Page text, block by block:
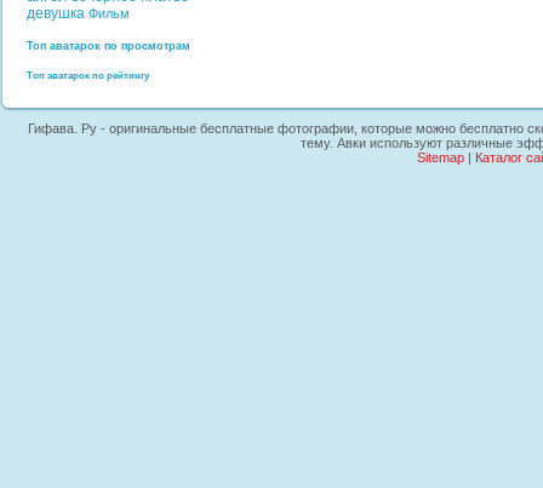
девушка Фильм
Топ аватарок по просмотрам
Топ аватарок по рейтингу
Гифава. Ру - оригинальные бесплатные фотографии, которые можно бесплатно
тему. Авки используют различные
Sitemap| Каталог